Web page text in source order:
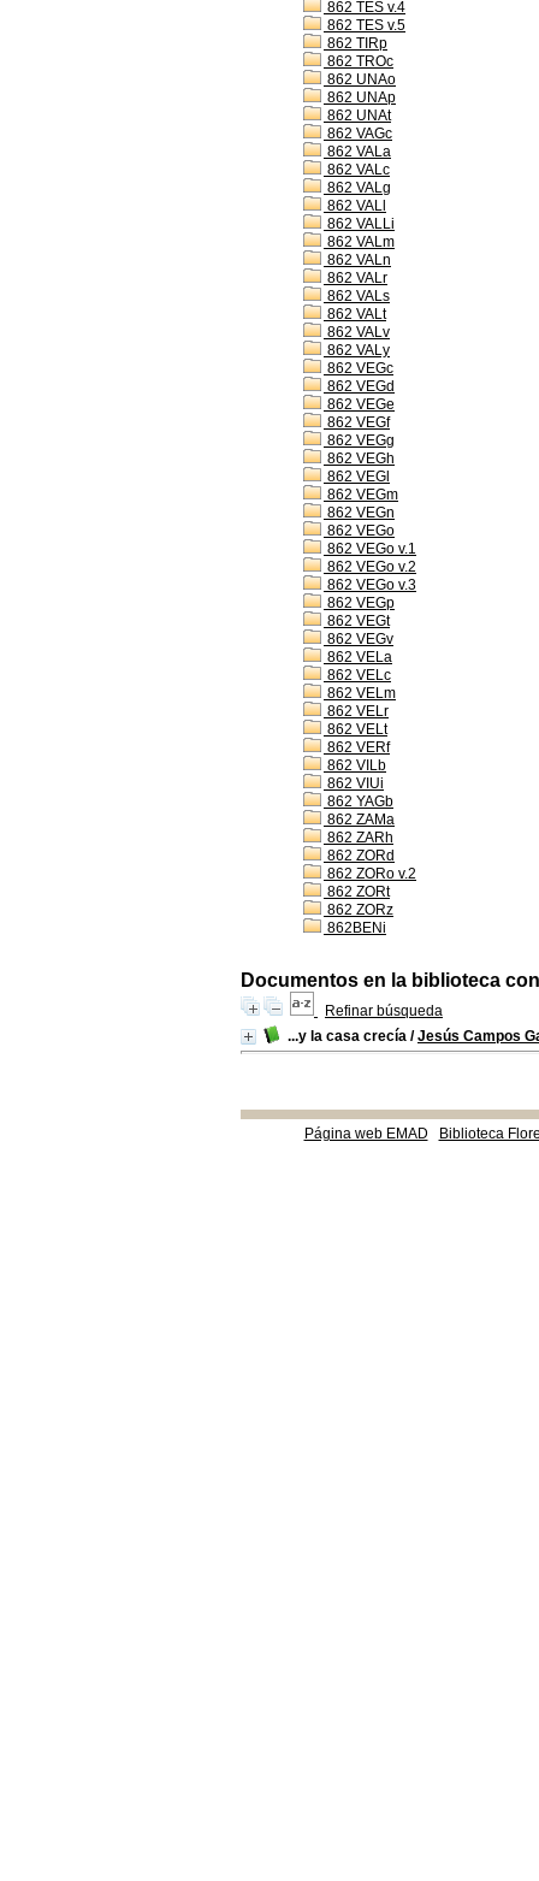
862 TES v.4
862 TES v.5
862 TIRp
862 TROc
862 UNAo
862 UNAp
862 UNAt
862 VAGc
862 VALa
862 VALc
862 VALg
862 VALl
862 VALLi
862 VALm
862 VALn
862 VALr
862 VALs
862 VALt
862 VALv
862 VALy
862 VEGc
862 VEGd
862 VEGe
862 VEGf
862 VEGg
862 VEGh
862 VEGl
862 VEGm
862 VEGn
862 VEGo
862 VEGo v.1
862 VEGo v.2
862 VEGo v.3
862 VEGp
862 VEGt
862 VEGv
862 VELa
862 VELc
862 VELm
862 VELr
862 VELt
862 VERf
862 VILb
862 VIUi
862 YAGb
862 ZAMa
862 ZARh
862 ZORd
862 ZORo v.2
862 ZORt
862 ZORz
862BENi
Documentos en la biblioteca
Refinar búsqueda
...y la casa crecía /Jesús Campos
Página web EMAD Biblioteca